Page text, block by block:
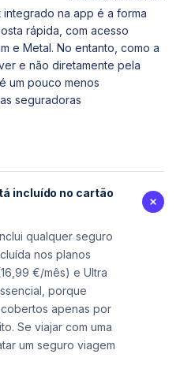
integrado na app é a forma
rápida, com acesso
e Metal. No entanto, como a
e não diretamente pela
um pouco menos
seguradoras
incluído no cartão
qualquer seguro
nos planos
€/mês) e Ultra
porque
apenas por
Se viajar com uma
um seguro viagem